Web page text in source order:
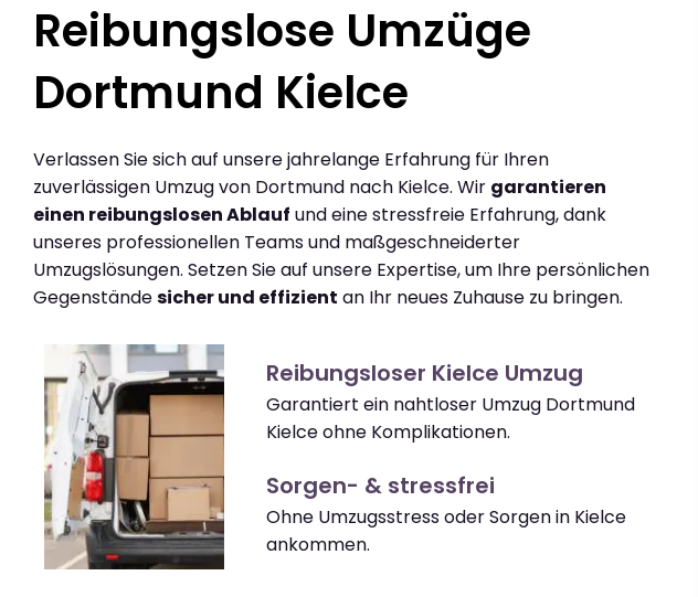
Reibungslose Umzüge
Dortmund Kielce
Verlassen Sie sich auf unsere jahrelange Erfahrung für Ihren
zuverlässigen Umzug von Dortmund nach Kielce. Wir garantieren
einen reibungslosen Ablauf und eine stressfreie Erfahrung, dank
unseres professionellen Teams und maßgeschneiderter
Umzugslösungen. Setzen Sie auf unsere Expertise, um Ihre persönlichen
Gegenständesicher und effizient an Ihr neues Zuhause zu bringen.
Reibungsloser Kielce Umzug
Garantiert ein nahtloser Umzug Dortmund
Kielce ohne Komplikationen.
Sorgen- & stressfrei
Ohne Umzugsstress oder Sorgen in Kielce
ankommen.